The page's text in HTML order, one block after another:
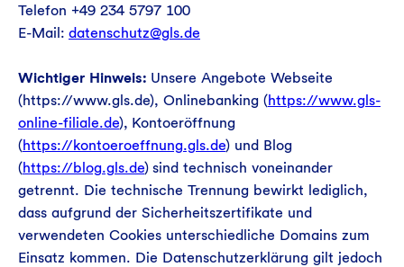
Telefon +49 234 5797 100
E-Mail: datenschutz@gls.de
Wichtiger Hinweis: Unsere Angebote Webseite
(https://www.gls.de), Onlinebanking (https://www.gls-
online-filiale.de), Kontoeröffnung
(https://kontoeroeffnung.gls.de) und Blog
(https://blog.gls.de) sind technisch voneinander
getrennt. Die technische Trennung bewirkt lediglich,
dass aufgrund der Sicherheitszertifikate und
verwendeten Cookies unterschiedliche Domains zum
Einsatz kommen. Die Datenschutzerklärung gilt jedoch